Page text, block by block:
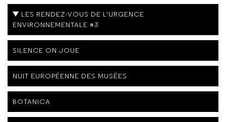
LES RENDEZ-VOUS DE L'URGENCE
ENVIRONNEMENTALE #3
SILENCE ON JOUE
NUIT EUROPÉENNE DES MUSÉES
BOTANICA